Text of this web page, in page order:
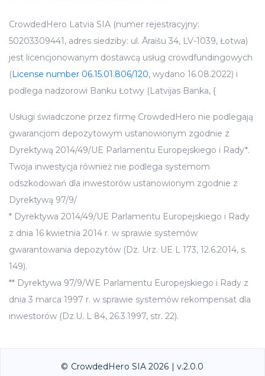
CrowdedHero Latvia SIA (numer rejestracyjny:
50203309441, adres siedziby: ul. Āraišu 34, LV-1039, Łotwa)
jest licencjonowanym dostawcą usług crowdfundingowych
(License number 06.15.01.806/120, wydano 16.08.2022) i
podlega nadzorowi Banku Łotwy (Latvijas Banka, {
Usługi świadczone przez firmę CrowdedHero nie podlegają
gwarancjom depozytowym ustanowionym zgodnie z
Dyrektywą 2014/49/UE Parlamentu Europejskiego i Rady*.
Twoja inwestycja również nie podlega systemom
odszkodowań dla inwestorów ustanowionym zgodnie z
Dyrektywą 97/9/
* Dyrektywa 2014/49/UE Parlamentu Europejskiego i Rady
z dnia 16 kwietnia 2014 r. w sprawie systemów
gwarantowania depozytów (Dz. Urz. UE L 173, 12.6.2014, s.
149).
** Dyrektywa 97/9/WE Parlamentu Europejskiego i Rady z
dnia 3 marca 1997 r. w sprawie systemów rekompensat dla
inwestorów (Dz.U. L 84, 26.3.1997, str. 22).
© CrowdedHero SIA 2026 | v.2.0.0